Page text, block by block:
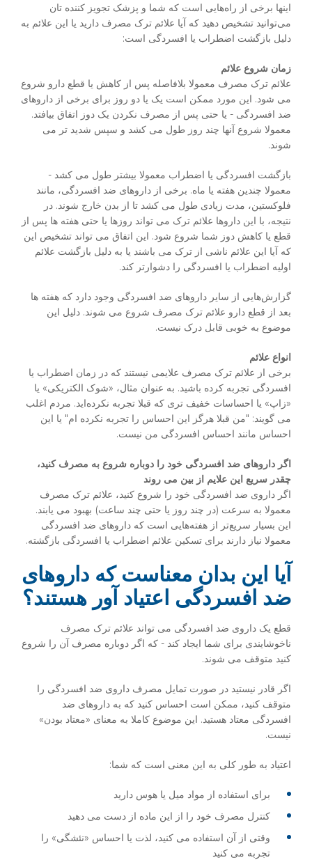
اینها برخی از راه‌هایی است که شما و پزشک تجویز کننده ‌تان
می‌توانید تشخیص دهید که آیا علائم ترک مصرف دارید یا این علائم به
دلیل بازگشت اضطراب یا افسردگی است:
زمان شروع علائم
علائم ترک مصرف معمولا بلافاصله پس از کاهش یا قطع دارو شروع
می شود. این مورد ممکن است یک یا دو روز برای برخی از داروهای
ضد افسردگی - یا حتی پس از مصرف نکردن یک دوز اتفاق بیافتد.
معمولا شروع آنها چند روز طول می کشد و سپس شدید تر می
شوند.
بازگشت افسردگی یا اضطراب معمولا بیشتر طول می کشد -
معمولا چندین هفته یا ماه. برخی از داروهای ضد افسردگی، مانند
فلوکستین، مدت زیادی طول می کشد تا از بدن خارج شوند. در
نتیجه، با این داروها علائم ترک می تواند روزها یا حتی هفته ها پس از
قطع یا کاهش دوز شما شروع شود. این اتفاق می تواند تشخیص این
که آیا این علائم ناشی از ترک می باشند یا به دلیل بازگشت علائم
اولیه اضطراب یا افسردگی را دشوارتر کند.
گزارش‌هایی از سایر داروهای ضد افسردگی وجود دارد که هفته ها
بعد از قطع دارو علائم ترک مصرف شروع می شوند. دلیل این
موضوع به خوبی قابل درک نیست.
انواع علائم
برخی از علائم ترک مصرف علایمی نیستند که در زمان اضطراب یا
افسردگی تجربه کرده باشید. به عنوان مثال، «شوک الکتریکی» یا
«زاپ» یا احساسات خفیف تری که قبلا تجربه نکرده‌اید. مردم اغلب
می گویند: "من قبلا هرگز این احساس را تجربه نکرده ام" یا این
احساس مانند احساس افسردگی من نیست.
اگر داروهای ضد افسردگی خود را دوباره شروع به مصرف کنید،
چقدر سریع این علایم از بین می روند
اگر داروی ضد افسردگی خود را شروع کنید، علائم ترک مصرف
معمولا به سرعت (در چند روز یا حتی چند ساعت) بهبود می یابند.
این بسیار سریع‌تر از هفته‌هایی است که داروهای ضد افسردگی
معمولا نیاز دارند برای تسکین علائم اضطراب یا افسردگی بازگشته‌.
آیا این بدان معناست که داروهای
ضد افسردگی اعتیاد آور هستند؟
قطع یک داروی ضد افسردگی می تواند علائم ترک مصرف
ناخوشایندی برای شما ایجاد کند - که اگر دوباره مصرف آن را شروع
کنید متوقف می شوند.
اگر قادر نیستید در صورت تمایل مصرف داروی ضد افسردگی را
متوقف کنید، ممکن است احساس کنید که به داروهای ضد
افسردگی معتاد هستید. این موضوع کاملا به معنای «معتاد بودن»
نیست.
اعتیاد به طور کلی به این معنی است که شما:
برای استفاده از مواد میل یا هوس دارید
کنترل مصرف خود را از این ماده از دست می دهید
وقتی از آن استفاده می کنید، لذت یا احساس «نئشگی» را
تجربه می کنید